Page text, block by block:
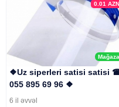
Mağaza
0.01AZN
❖Uz siperleri satisi satisi
055 895 69 96 ❖
6 il əvvəl